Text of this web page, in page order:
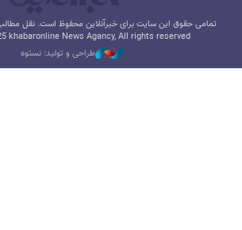
تمامی حقوق این سایت برای خبرآنلاین محفوظ است. نقل مطالب
khabaronline News Agancy, All rights reserved
طراحی و تولید: نستوه